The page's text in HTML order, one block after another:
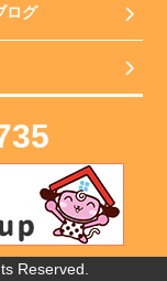
ログ
Reserved.